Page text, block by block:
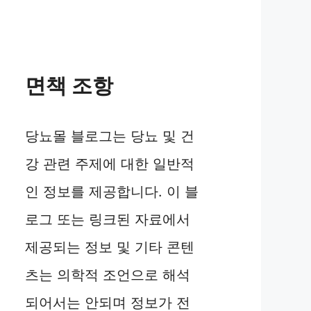
면책 조항
당뇨몰 블로그는 당뇨 및 건
강 관련 주제에 대한 일반적
인 정보를 제공합니다. 이 블
로그 또는 링크된 자료에서
제공되는 정보 및 기타 콘텐
츠는 의학적 조언으로 해석
되어서는 안되며 정보가 전